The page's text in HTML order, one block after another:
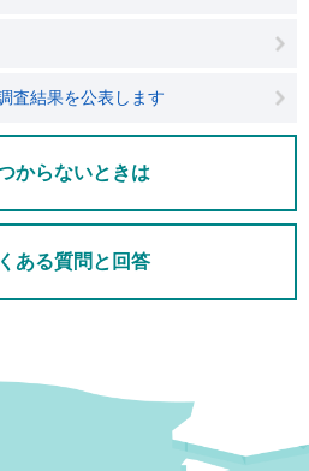
査結果を公表します
からないときは
ある質問と回答